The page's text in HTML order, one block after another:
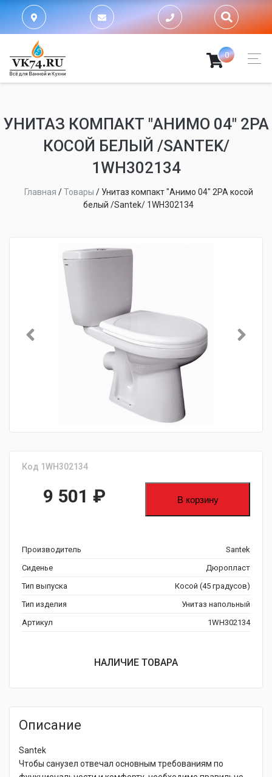
0
УНИТАЗ КОМПАКТ "АНИМО 04" 2РА
КОСОЙ БЕЛЫЙ /SANTEK/
1WH302134
Главная /Товары / Унитаз компакт "Анимо 04" 2РА косой
белый /Santek/ 1WH302134
Код 1WH302134
9 501 ₽ В корзину
Производитель
Santek
Сиденье
Дюропласт
Тип выпуска
Косой (45 градусов)
Тип изделия
Унитаз напольный
Артикул
1WH302134
НАЛИЧИЕ ТОВАРА
Описание
Santek
Чтобы санузел отвечал основным требованиям по